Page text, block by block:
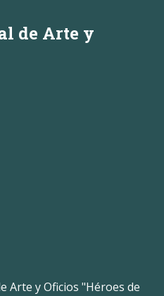
de Arte y
Arte y Oficios "Héroes de